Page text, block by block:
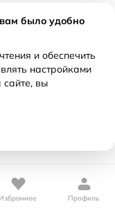
Избранное Профиль
было удобно
и обеспечить
настройками
сайте, вы